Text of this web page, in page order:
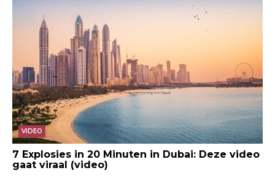
VIDEO
7 Explosies in 20 Minuten in Dubai: Deze video
gaat viraal (video)